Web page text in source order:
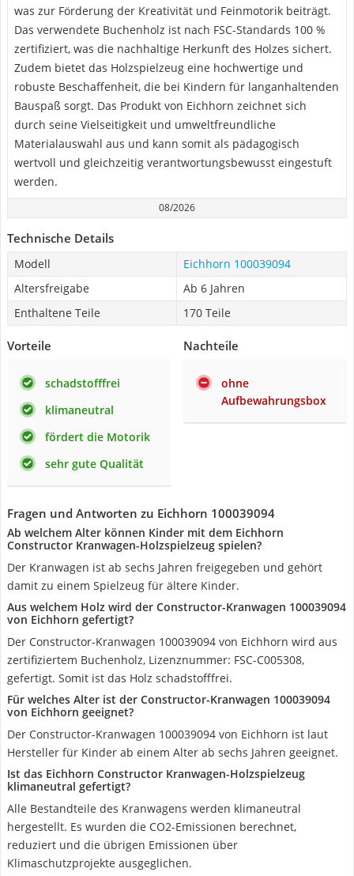
was zur Förderung der Kreativität und Feinmotorik beiträgt.
Das verwendete Buchenholz ist nach FSC-Standards 100 %
zertifiziert, was die nachhaltige Herkunft des Holzes sichert.
Zudem bietet das Holzspielzeug eine hochwertige und
robuste Beschaffenheit, die bei Kindern für langanhaltenden
Bauspaß sorgt. Das Produkt von Eichhorn zeichnet sich
durch seine Vielseitigkeit und umweltfreundliche
Materialauswahl aus und kann somit als pädagogisch
wertvoll und gleichzeitig verantwortungsbewusst eingestuft
werden.
08/2026
Technische Details
Modell
Eichhorn 100039094
Altersfreigabe
Ab 6 Jahren
Enthaltene Teile
170 Teile
Vorteile
schadstofffrei
klimaneutral
fördert die Motorik
sehr gute Qualität
Nachteile
ohne
Aufbewahrungsbox
Fragen und Antworten zu Eichhorn 100039094
Ab welchem Alter können Kinder mit dem Eichhorn
Constructor Kranwagen-Holzspielzeug spielen?
Der Kranwagen ist ab sechs Jahren freigegeben und gehört
damit zu einem Spielzeug für ältere Kinder.
Aus welchem Holz wird der Constructor-Kranwagen 100039094
von Eichhorn gefertigt?
Der Constructor-Kranwagen 100039094 von Eichhorn wird aus
zertifiziertem Buchenholz, Lizenznummer: FSC-C005308,
gefertigt. Somit ist das Holz schadstofffrei.
Für welches Alter ist der Constructor-Kranwagen 100039094
von Eichhorn geeignet?
Der Constructor-Kranwagen 100039094 von Eichhorn ist laut
Hersteller für Kinder ab einem Alter ab sechs Jahren geeignet.
Ist das Eichhorn Constructor Kranwagen-Holzspielzeug
klimaneutral gefertigt?
Alle Bestandteile des Kranwagens werden klimaneutral
hergestellt. Es wurden die CO2-Emissionen berechnet,
reduziert und die übrigen Emissionen über
Klimaschutzprojekte ausgeglichen.